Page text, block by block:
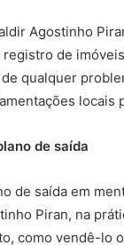
Agostinho
de
qualquer
locais
de saída
de saída em
Piran, na
como vendê-lo